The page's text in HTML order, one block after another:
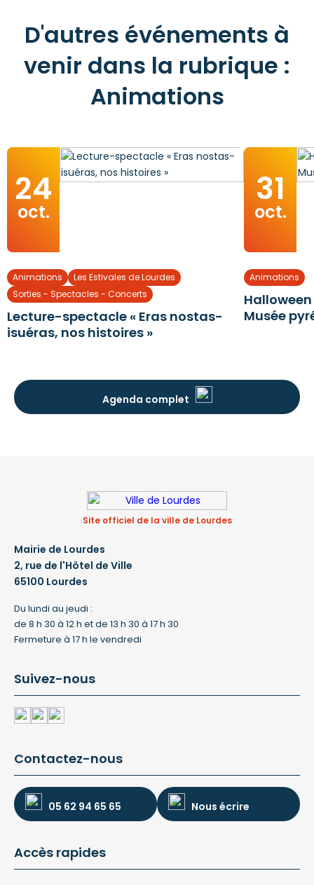
D'autres événements à
venir dans la rubrique :
Animations
24
oct.
Animations
Les Estivales de Lourdes
Sorties - Spectacles - Concerts
Lecture-spectacle « Eras nostas-
isuéras, nos histoires »
31
oct.
Animations
Musée
Agenda complet
Site officiel de la ville de Lourdes
Mairie de Lourdes
2, rue de l'Hôtel de Ville
65100 Lourdes
Du lundi au jeudi :
de 8 h 30 à 12 h et de 13 h 30 à 17 h 30
Fermeture à 17 h le vendredi
Suivez-nous
Contactez-nous
05 62 94 65 65 Nous écrire
Accès rapides